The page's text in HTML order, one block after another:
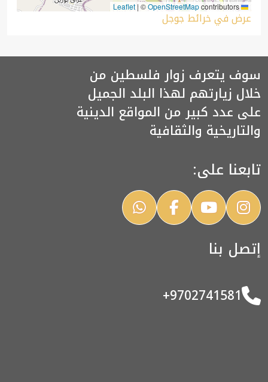
Leaflet
| ©OpenStreetMapcontributors
عرض في خرائط جوجل
سوف يتعرف زوار فلسطين من
خلال زيارتهم لهذا البلد الجميل
على عدد كبير من المواقع الدينية
والتاريخية والثقافية
تابعنا على:
إتصل بنا
+9702741581